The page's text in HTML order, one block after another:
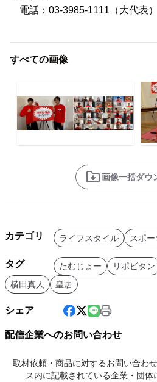
電話：03-3985-1111（大代表）
すべての画像
画像一括ダウ
カテゴリ ライフスタイル スポー
タグ たむじょー リポビタン
横田真人
皇居
シェア
配信企業へのお問い合わせ
取材依頼・商品に対するお問い合わ
ス内に記載されている企業・団体